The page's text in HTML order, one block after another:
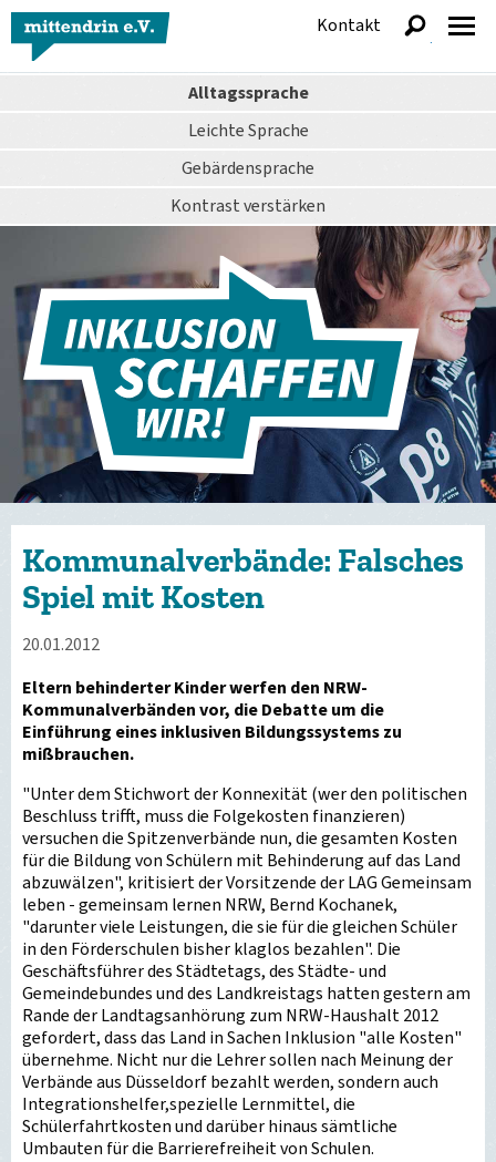
Alltagssprache
Leichte Sprache
Gebärdensprache
Kontrastverstärken
Kontakt
anzeigen
Kommunalverbände: Falsches
Spiel mit Kosten
20.01.2012
Eltern behinderter Kinder werfen den NRW-
Kommunalverbänden vor, die Debatte um die
Einführung eines inklusiven Bildungssystems zu
mißbrauchen.
"Unter dem Stichwort der Konnexität (wer den politischen
Beschluss trifft, muss die Folgekosten finanzieren)
versuchen die Spitzenverbände nun, die gesamten Kosten
für die Bildung von Schülern mit Behinderung auf das Land
abzuwälzen", kritisiert der Vorsitzende der LAG Gemeinsam
leben - gemeinsam lernen NRW, Bernd Kochanek,
"darunter viele Leistungen, die sie für die gleichen Schüler
in den Förderschulen bisher klaglos bezahlen". Die
Geschäftsführer des Städtetags, des Städte- und
Gemeindebundes und des Landkreistags hatten gestern am
Rande der Landtagsanhörung zum NRW-Haushalt 2012
gefordert, dass das Land in Sachen Inklusion "alle Kosten"
übernehme. Nicht nur die Lehrer sollen nach Meinung der
Verbände aus Düsseldorf bezahlt werden, sondern auch
Integrationshelfer,spezielle Lernmittel, die
Schülerfahrtkosten und darüber hinaus sämtliche
Umbauten für die Barrierefreiheit von Schulen.